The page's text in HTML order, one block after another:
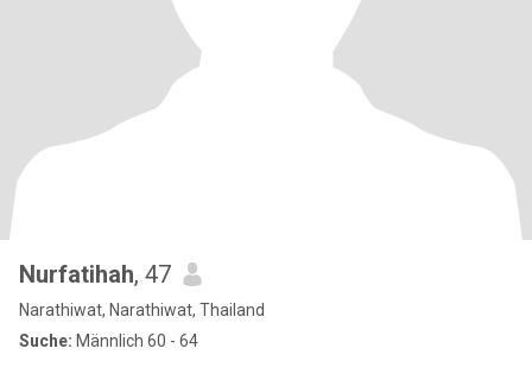
Nurfatihah, 47
Narathiwat, Narathiwat, Thailand
Suche: Männlich 60 - 64